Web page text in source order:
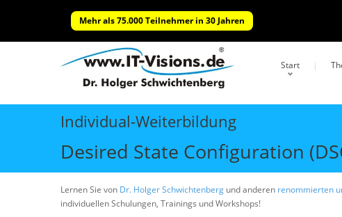
Mehr als 75.000 Teilnehmer in 30 Jahren
Start
Individual-Weiterbildung
Desired State Configuration
Lernen Sie von Dr. Holger Schwichtenberg und anderen renommierten
individuellen Schulungen, Trainings und Workshops!